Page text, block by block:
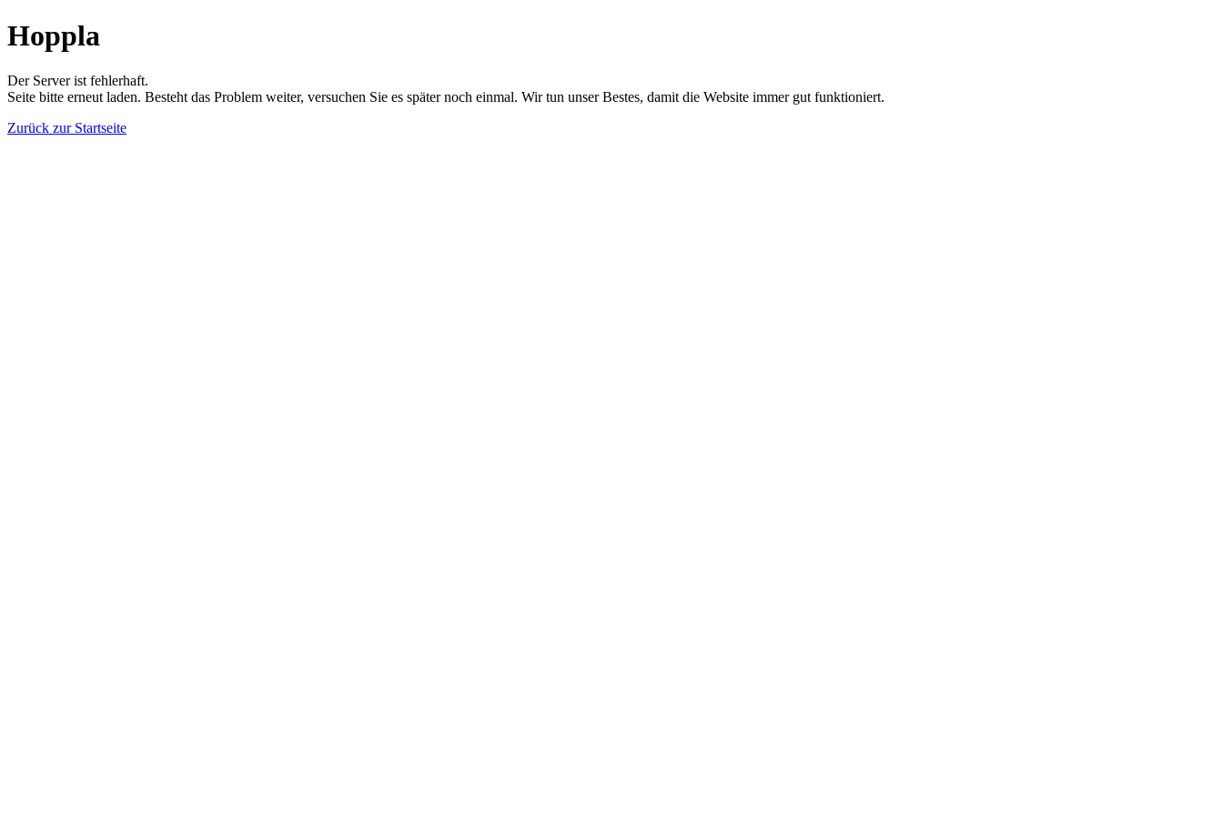
Hoppla
Der Server ist fehlerhaft.
Seite bitte erneut laden. Besteht das Problem weiter, versuchen Sie es später noch einmal. Wir tun unser Bestes, damit die Website immer gut funktioniert.
Zurück zur Startseite